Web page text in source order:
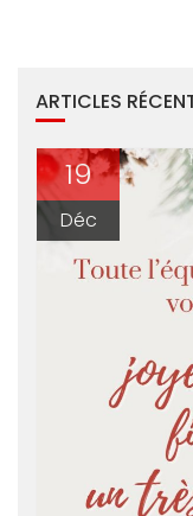
ARTICLES
19
Déc